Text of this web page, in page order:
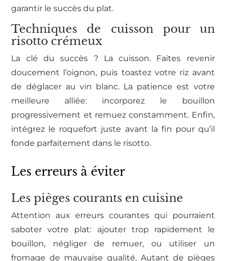
garantir le succès du plat.
Techniques de cuisson pour un
risotto crémeux
La clé du succès ? La cuisson. Faites revenir
doucement l’oignon, puis toastez votre riz avant
de déglacer au vin blanc. La patience est votre
meilleure alliée: incorporez le bouillon
progressivement et remuez constamment. Enfin,
intégrez le roquefort juste avant la fin pour qu’il
fonde parfaitement dans le risotto.
Les erreurs à éviter
Les pièges courants en cuisine
Attention aux erreurs courantes qui pourraient
saboter votre plat: ajouter trop rapidement le
bouillon, négliger de remuer, ou utiliser un
fromage de mauvaise qualité. Autant de pièges